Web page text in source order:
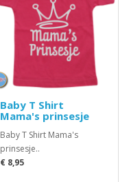
Baby T Shirt
Mama's prinsesje
Baby T Shirt Mama's
prinsesje..
€ 8,95